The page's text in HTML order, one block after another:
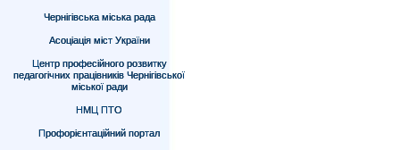
Чернігівська міська рада
Асоціація міст України
Центр професійного розвитку
педагогічних працівників Чернігівської
міської ради
НМЦ ПТО
Профорієнтаційний портал